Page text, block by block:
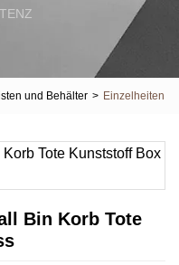
und Behälter > Einzelheiten
Bin Korb Tote